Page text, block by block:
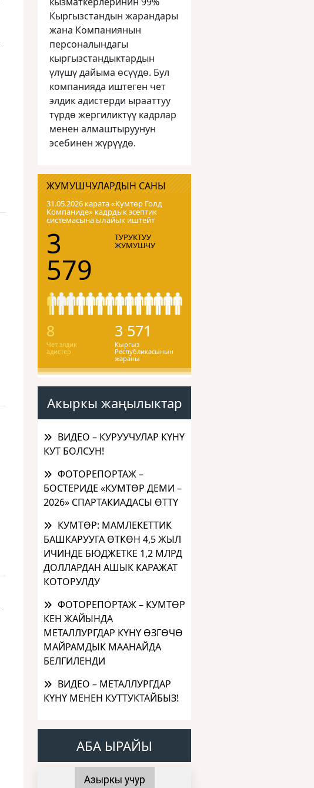
Кыргызстандын жарандары
жана Компаниянын
персоналындагы
кыргызстандыктардын
үлүшү дайыма өсүүдө. Бул
компанияда иштеген чет
элдик адистерди ырааттуу
түрдө жергиликтүү кадрлар
менен алмаштыруунун
эсебинен жүрүүдө.
ЖУМУШЧУЛАРДЫН САНЫ
31.05.2026 карата «Кумтɵр Голд
Компаниде» кадрдык эсептик
системасына ылайык иштейт
3
579
ТУРУКТУУ
ЖУМУШЧУ
8
Чет элдик
адистер
3 571
Кыргыз
Республикасынын
жараны
Акыркы жаңылыктар
ВИДЕО – КУРУУЧУЛАР КҮНҮ
КУТ БОЛСУН!
ФОТОРЕПОРТАЖ –
БОСТЕРИДЕ «КУМТӨР ДЕМИ –
2026» СПАРТАКИАДАСЫ ӨТТҮ
КУМТӨР: МАМЛЕКЕТТИК
БАШКАРУУГА ӨТКӨН 4,5 ЖЫЛ
ИЧИНДЕ БЮДЖЕТКЕ 1,2 МЛРД
ДОЛЛАРДАН АШЫК КАРАЖАТ
КОТОРУЛДУ
ФОТОРЕПОРТАЖ – КУМТӨР
КЕН ЖАЙЫНДА
МЕТАЛЛУРГДАР КҮНҮ ӨЗГӨЧӨ
МАЙРАМДЫК МААНАЙДА
БЕЛГИЛЕНДИ
ВИДЕО – МЕТАЛЛУРГДАР
КҮНҮ МЕНЕН КУТТУКТАЙБЫЗ!
АБА ЫРАЙЫ
Азыркы учур